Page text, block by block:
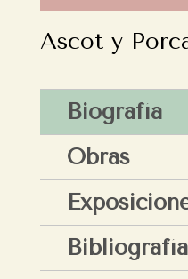
Ascot y
Biografía
Obras
Bibliografía